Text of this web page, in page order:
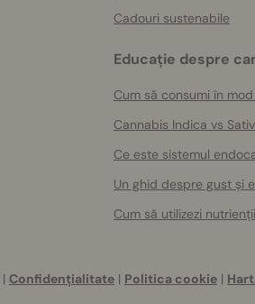
Cadouri sustenabile
Educație despre
Cum să consumi în
Cannabis Indica vs
Ce este sistemul
Un ghid despre gust și
Cum să utilizezi
| Confidențialitate | Politica cookie |